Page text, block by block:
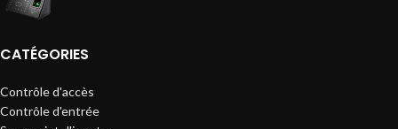
CATÉGORIES
Contrôle d'accès
Contrôle d'entrée